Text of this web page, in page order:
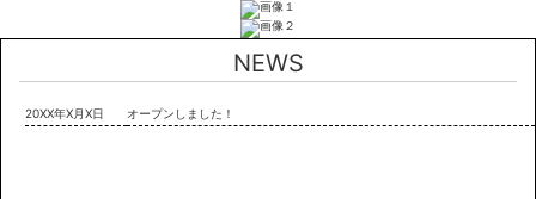
NEWS
20XX年X月X日 オープンしました！